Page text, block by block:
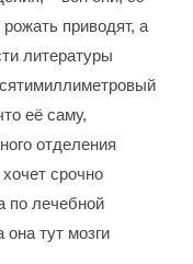
приводят, а
литературы
её саму,
отделения
срочно
по лечебной
тут мозги